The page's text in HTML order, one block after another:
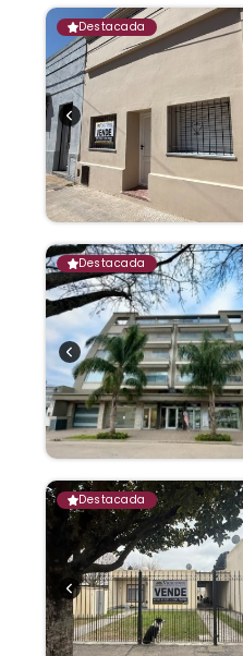
Destacada
Destacada
Destacada